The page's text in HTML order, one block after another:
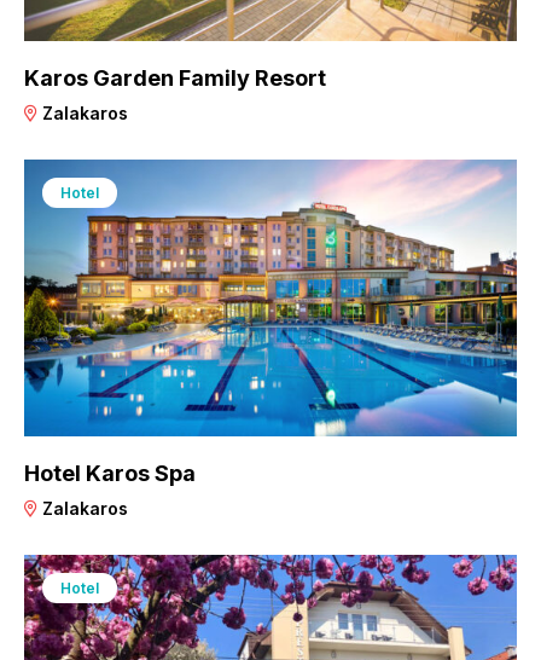
Karos Garden Family Resort
Zalakaros
Hotel
Hotel Karos Spa
Zalakaros
Hotel